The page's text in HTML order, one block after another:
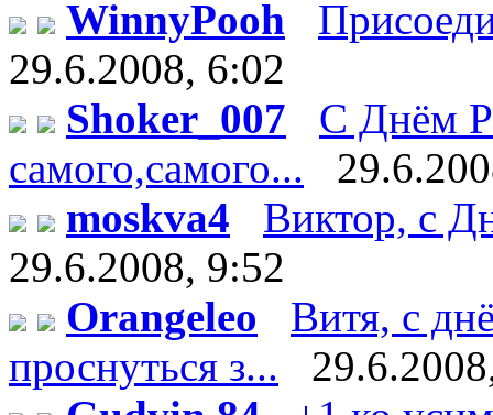
WinnyPooh
29.6.2008, 6:02
Shoker_007
С Днём
самого,самого...
moskva4
Виктор, с
29.6.2008, 9:52
Orangeleo
Витя, с
проснуться з...